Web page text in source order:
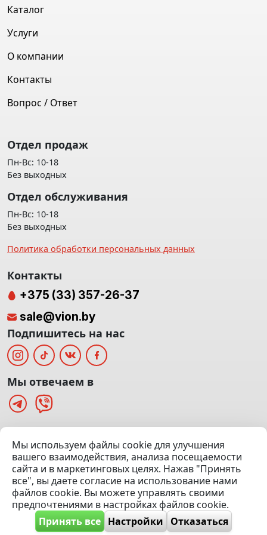
(Офис: 5 этаж | Осмотр авто: 5 этаж)
Посмотреть на карте
© 2020 — 2026 VION.BY — Продажа, выкуп и обмен | УНП
192961100 |Эвакуатор Минск
Каталог
Услуги
О компании
Контакты
Вопрос / Ответ
Отдел продаж
Пн-Вс: 10-18
Без выходных
Отдел обслуживания
Пн-Вс: 10-18
Без выходных
Политика обработки персональных данных
Мы используем файлы cookie для улучшения
вашего взаимодействия, анализа посещаемости
сайта и в маркетинговых целях. Нажав "Принять
все", вы даете согласие на использование нами
файлов cookie. Вы можете управлять своими
предпочтениями в настройках файлов cookie.
Принять все Настройки Отказаться
Контакты
+375 (33) 357-26-37
sale@vion.by
Подпишитесь на нас
Мы отвечаем в